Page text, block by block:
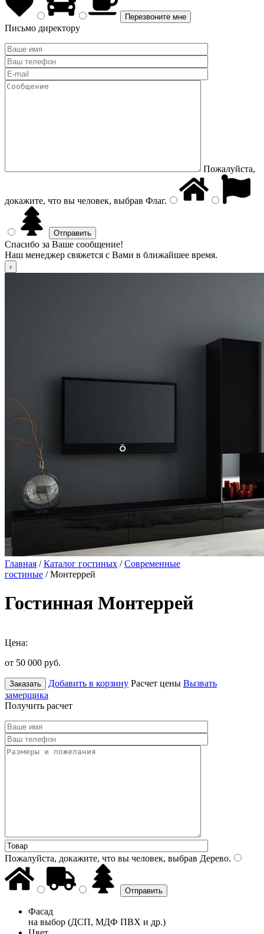
Письмо директору
Пожалуйста,
докажите, что вы человек, выбрав Флаг.
Спасибо за Ваше сообщение!
Наш менеджер свяжется с Вами в ближайшее время.
Главная /Каталог гостиных /Современные
гостиные / Монтеррей
Гостинная Монтеррей
Цена:
от 50 000 руб.
Заказать Добавить в корзину Расчет цены Вызвать
замерщика
Получить расчет
Пожалуйста, докажите, что вы человек, выбрав Дерево.
Фасад
на выбор (ДСП, МДФ ПВХ и др.)